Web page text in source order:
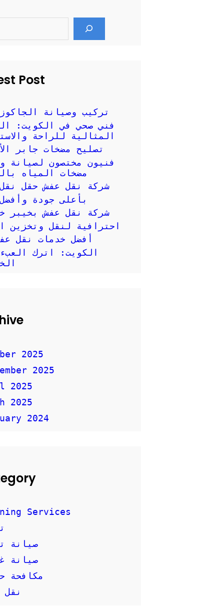
Post
تركيب وصيانة
فني صحي في الكويت:
المثالية للراحة
تصليح مضخات جابر
فنيون مختصون لصيانة
مضخات المياه
شركة نقل عفش حقل
بأعلى جودة
شركة نقل عفش بخيبر
أفضل خدمات نقل
الكويت: اترك
2025
2025
2025
2025
2024
Services
صيانة
صيانة
مكافحة
نقل